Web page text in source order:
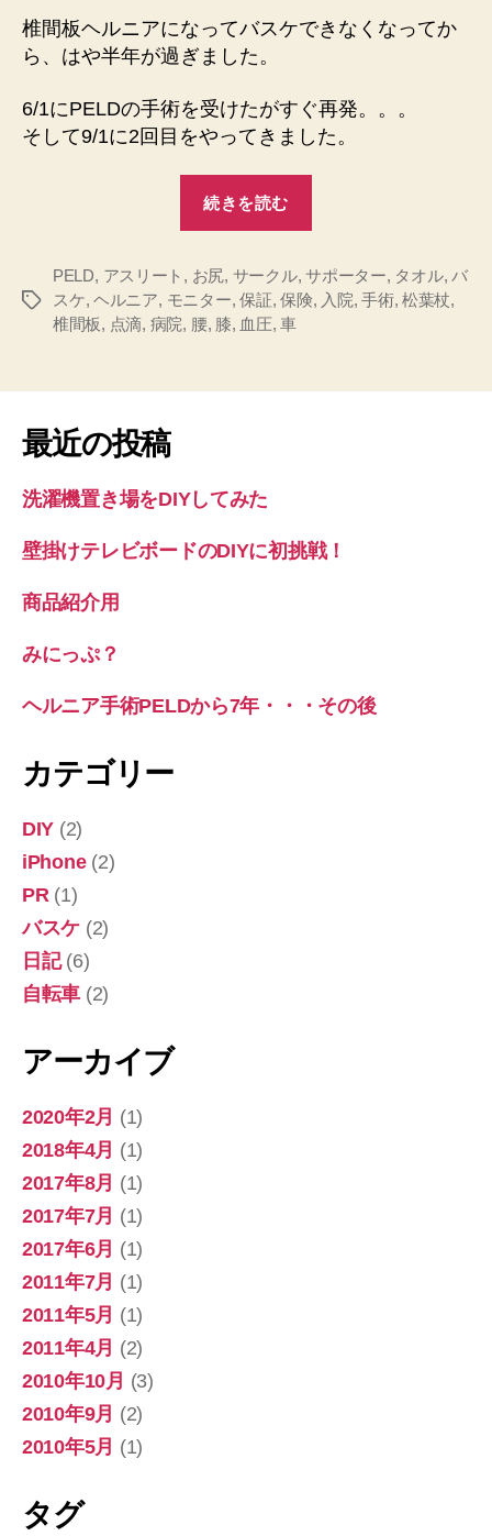
ヘ
ル
ニ
手
術
の
椎間板ヘルニアになってバスケできなくなってか
ら、はや半年が過ぎました。
6/1にPELDの手術を受けたがすぐ再発。。。
そして9/1に2回目をやってきました。
続きを読む
ヘ
ル
手
目”
タ
PELD, アスリート , お尻, サークル,サポーター, タオル,バ
スケ, ヘルニア, モニター, 保証, 保険, 入院, 手術, 松葉杖,
椎間板, 点滴, 病院, 腰, 膝, 血圧,車
最近の投稿
洗濯機置き場をDIYしてみた
壁掛けテレビボードのDIYに初挑戦！
商品紹介用
みにっぷ？
ヘルニア手術PELDから7年・・・その後
カテゴリー
DIY (2)
iPhone(2)
PR(1)
バスケ (2)
日記(6)
自転車 (2)
アーカイブ
2020年2月 (1)
2018年4月 (1)
2017年8月 (1)
2017年7月 (1)
2017年6月 (1)
2011年7月 (1)
2011年5月 (1)
2011年4月 (2)
2010年10月 (3)
2010年9月 (2)
2010年5月 (1)
タグ